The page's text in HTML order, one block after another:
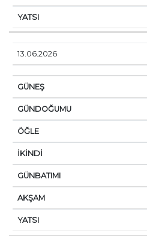
13.06.2026